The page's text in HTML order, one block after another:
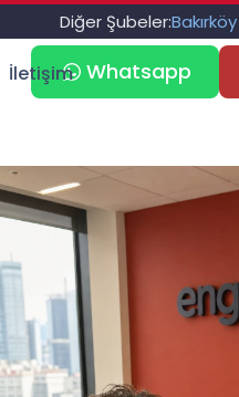
Diğer Şubeler:Bakırköy
İletişim Whatsapp